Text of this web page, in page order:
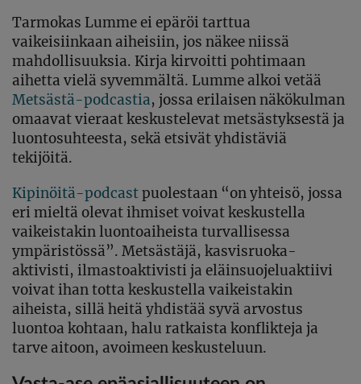
Tarmokas Lumme ei epäröi tarttua
vaikeisiinkaan aiheisiin, jos näkee niissä
mahdollisuuksia. Kirja kirvoitti pohtimaan
aihetta vielä syvemmältä. Lumme alkoi vetää
Metsästä-podcastia, jossa erilaisen näkökulman
omaavat vieraat keskustelevat metsästyksestä ja
luontosuhteesta, sekä etsivät yhdistäviä
tekijöitä.
Kipinöitä-podcastpuolestaan “on yhteisö, jossa
eri mieltä olevat ihmiset voivat keskustella
vaikeistakin luontoaiheista turvallisessa
ympäristössä”. Metsästäjä, kasvisruoka-
aktivisti, ilmastoaktivisti ja eläinsuojeluaktiivi
voivat ihan totta keskustella vaikeistakin
aiheista, sillä heitä yhdistää syvä arvostus
luontoa kohtaan, halu ratkaista konflikteja ja
tarve aitoon, avoimeen keskusteluun.